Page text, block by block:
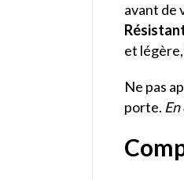
avant de
et
Ne pas
porte.